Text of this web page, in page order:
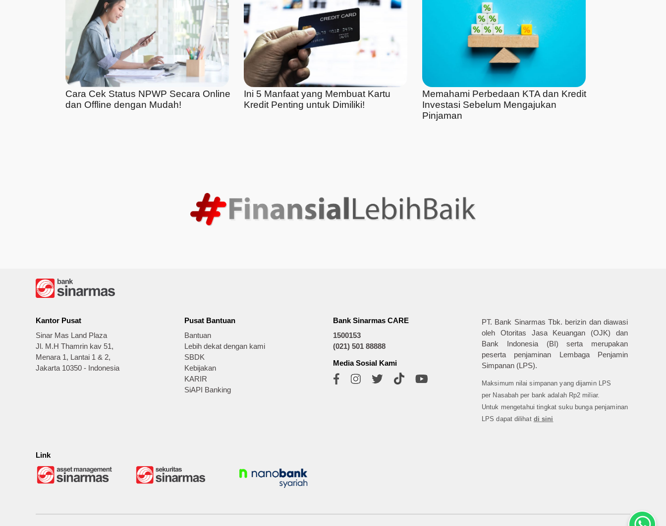
Cara Cek Status NPWP Secara Online
dan Offline dengan Mudah!
Ini 5 Manfaat yang Membuat Kartu
Kredit Penting untuk Dimiliki!
Memahami Perbedaan KTA dan Kredit
Investasi Sebelum Mengajukan
Pinjaman
Kantor Pusat
Sinar Mas Land Plaza
Jl. M.H Thamrin kav 51,
Menara 1, Lantai 1 & 2,
Jakarta 10350 - Indonesia
Pusat Bantuan
Bantuan
Lebih dekat dengan kami
SBDK
Kebijakan
KARIR
SiAPI Banking
Bank Sinarmas CARE
1500153
(021) 501 88888
Media Sosial Kami
PT. Bank Sinarmas Tbk. berizin dan diawasi
oleh Otoritas Jasa Keuangan (OJK) dan
Bank Indonesia (BI) serta merupakan
peserta penjaminan Lembaga Penjamin
Simpanan (LPS).
Maksimum nilai simpanan yang dijamin LPS
per Nasabah per bank adalah Rp2 miliar.
Untuk mengetahui tingkat suku bunga penjaminan
LPS dapat dilihat di sini
Link